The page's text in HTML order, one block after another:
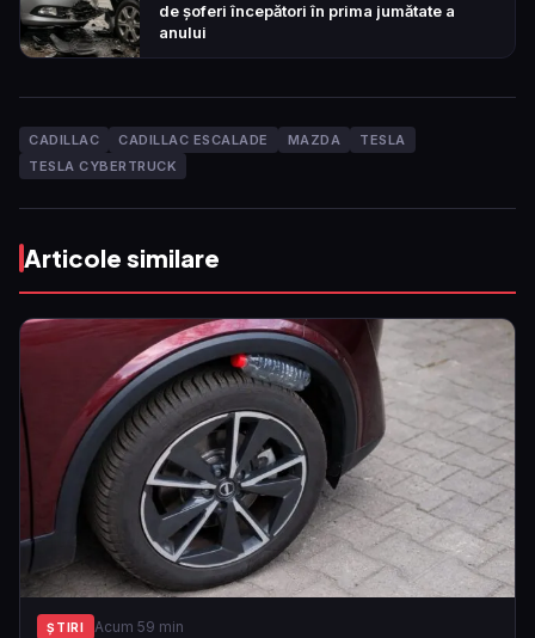
de șoferi începători în prima jumătate a
anului
CADILLAC CADILLAC ESCALADE MAZDA
TESLA
TESLA CYBERTRUCK
Articole similare
ŞTIRI Acum 59 min